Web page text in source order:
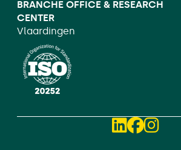
BRANCHE OFFICE & RESEARCH
CENTER
Vlaardingen